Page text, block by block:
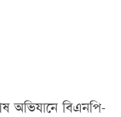
অভিযানে বিএনপি-